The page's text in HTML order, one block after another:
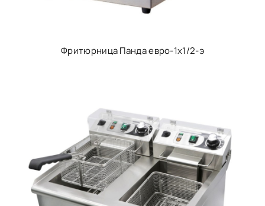
Фритюрница Панда евро-1х1/2-э